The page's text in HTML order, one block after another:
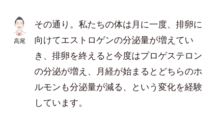
高尾
その通り。私たちの体は月に一度、排卵に
向けてエストロゲンの分泌量が増えてい
き、排卵を終えると今度はプロゲステロン
の分泌が増え、月経が始まるとどちらのホ
ルモンも分泌量が減る、という変化を経験
しています。